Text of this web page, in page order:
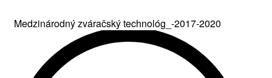
Medzinárodný zváračský technológ_-2017-2020